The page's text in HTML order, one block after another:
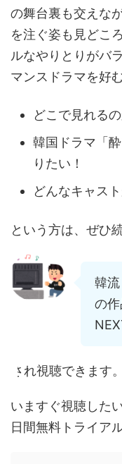
の舞台裏も交えな
を注ぐ姿も見どこ
ルなやりとりがバ
マンスドラマを好
どこで見れる
韓国ドラマ「
りたい！
どんなキャス
という方は、ぜひ
韓
の
。各話の概略も
いますぐ視聴した
日間無料トライア